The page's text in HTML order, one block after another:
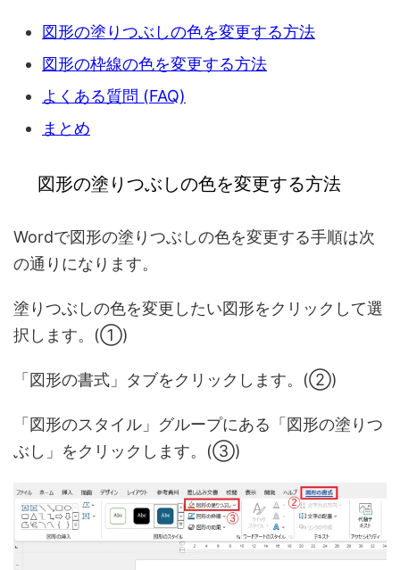
図形の塗りつぶしの色を変更する方法
図形の枠線の色を変更する方法
よくある質問 (FAQ)
まとめ
図形の塗りつぶしの色を変更する方法
Wordで図形の塗りつぶしの色を変更する手順は次
の通りになります。
塗りつぶしの色を変更したい図形をクリックして選
択します。(①)
「図形の書式」タブをクリックします。(②)
「図形のスタイル」グループにある「図形の塗りつ
ぶし」をクリックします。(③)